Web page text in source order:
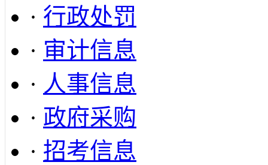
· 行政处罚
· 审计信息
· 人事信息
· 政府采购
· 招考信息